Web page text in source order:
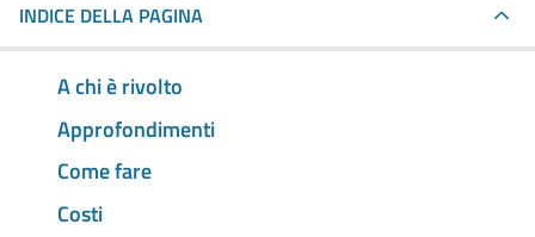
INDICE DELLA PAGINA
A chi è rivolto
Approfondimenti
Come fare
Costi